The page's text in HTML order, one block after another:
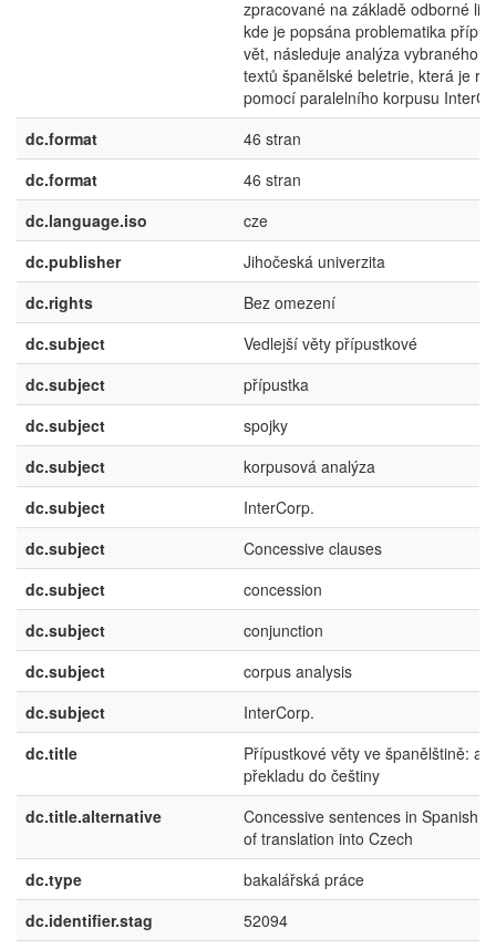
zpracované na základě odborné
kde je popsána problematika
vět, následuje analýza vybraného
textů španělské beletrie, která je
pomocí paralelního korpusu
dc.format
46 stran
dc.format
46 stran
dc.language.iso
cze
dc.publisher
Jihočeská univerzita
dc.rights
Bez omezení
dc.subject
Vedlejší věty přípustkové
dc.subject
přípustka
dc.subject
spojky
dc.subject
korpusová analýza
dc.subject
InterCorp.
dc.subject
Concessive clauses
dc.subject
concession
dc.subject
conjunction
dc.subject
corpus analysis
dc.subject
InterCorp.
dc.title
Přípustkové věty ve španělštině:
překladu do češtiny
dc.title.alternative
Concessive sentences in Spanish:
of translation into Czech
dc.type
bakalářská práce
dc.identifier.stag
52094